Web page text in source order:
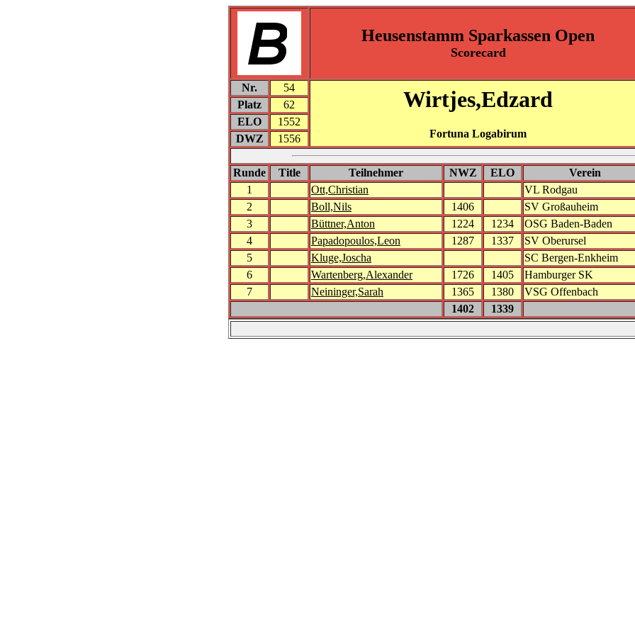
Heusenstamm Sparkassen Open
Scorecard
Nr. 54 Wirtjes,Edzard
Fortuna Logabirum
Platz
62
ELO
1552
DWZ
1556
Runde Title Teilnehmer NWZ ELO Verein
1
Ott,Christian VL Rodgau
2
Boll,Nils 1406 SV Großauheim
3
Büttner,Anton 1224 1234 OSG Baden-Baden
4
Papadopoulos,Leon 1287 1337 SV Oberursel
5
Kluge,Joscha SC Bergen-Enkheim
6
Wartenberg,Alexander 1726 1405 Hamburger SK
7
Neininger,Sarah 1365 1380 VSG Offenbach
1402
1339